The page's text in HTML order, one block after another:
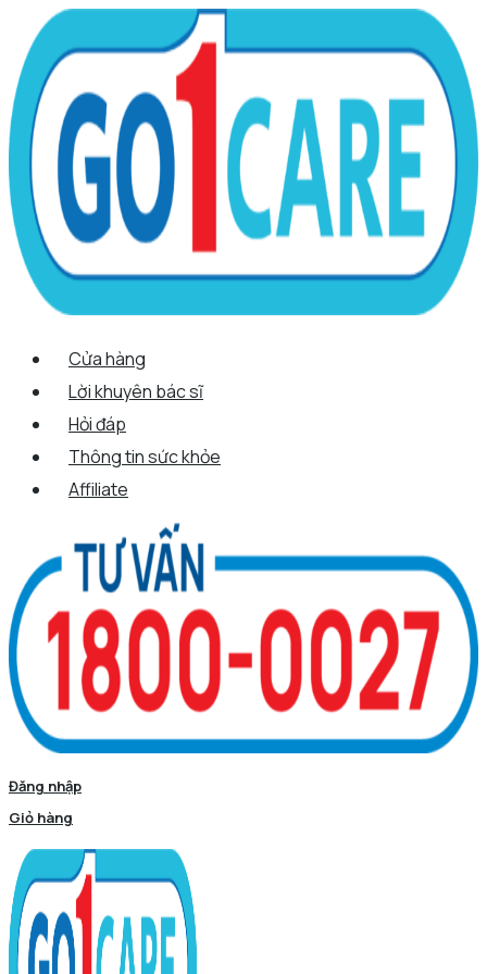
nội
dung
Menu
Cửa hàng
Lời khuyên bác sĩ
Hỏi đáp
Thông tin sức khỏe
Affiliate
Đăng nhập
Giỏ hàng
Quantity
Scroll
Up